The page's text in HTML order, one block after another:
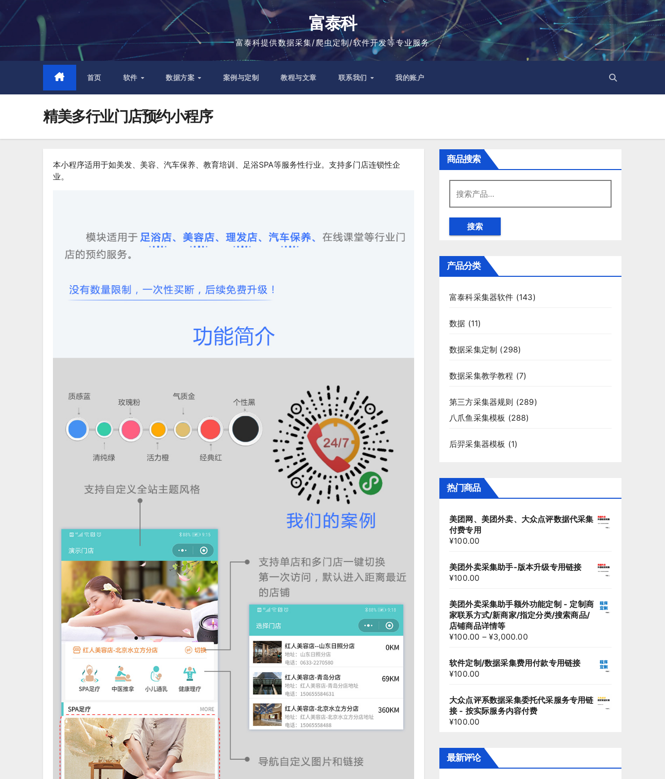
内
富泰科
富泰科提供数据采集/爬虫定制/软件开发等专业服务
首页 软件 数据方案 案例与定制 教程与文章 联系我们 我的账户
精美多行业门店预约小程序
本小程序适用于如美发、美容、汽车保养、教育培训、足浴SPA等服务性行业。支持多门店连锁性企
业。
商品搜索
索：
搜索
产品分类
富泰科采集器软件 (143)
数据 (11)
数据采集定制 (298)
数据采集教学教程 (7)
第三方采集器规则 (289)
八爪鱼采集模板 (288)
后羿采集器模板 (1)
热门商品
美团网、美团外卖、大众点评数据代采集
付费专用
¥100.00
美团外卖采集助手-版本升级专用链接
¥100.00
美团外卖采集助手额外功能定制 - 定制商
家联系方式/新商家/指定分类/搜索商品/
店铺商品详情等
¥100.00 –¥3,000.00
软件定制/数据采集费用付款专用链接
¥100.00
大众点评系数据采集委托代采服务专用链
接 - 按实际服务内容付费
¥100.00
最新评论